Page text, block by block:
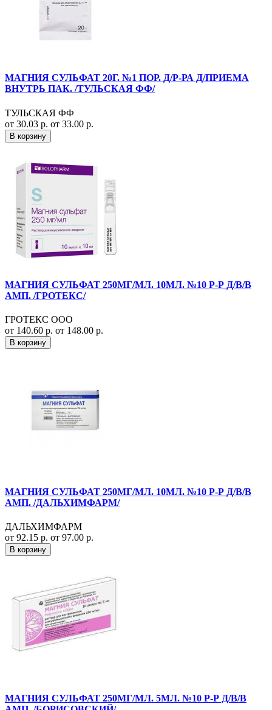
МАГНИЯ СУЛЬФАТ 20Г. №1 ПОР. Д/Р-РА Д/ПРИЕМА
ВНУТРЬ ПАК. /ТУЛЬСКАЯ ФФ/
ТУЛЬСКАЯ ФФ
от 30.03 р. от 33.00 р.
В корзину
МАГНИЯ СУЛЬФАТ 250МГ/МЛ. 10МЛ. №10 Р-Р Д/В/В
АМП. /ГРОТЕКС/
ГРОТЕКС ООО
от 140.60 р. от 148.00 р.
В корзину
МАГНИЯ СУЛЬФАТ 250МГ/МЛ. 10МЛ. №10 Р-Р Д/В/В
АМП. /ДАЛЬХИМФАРМ/
ДАЛЬХИМФАРМ
от 92.15 р. от 97.00 р.
В корзину
МАГНИЯ СУЛЬФАТ 250МГ/МЛ. 5МЛ. №10 Р-Р Д/В/В